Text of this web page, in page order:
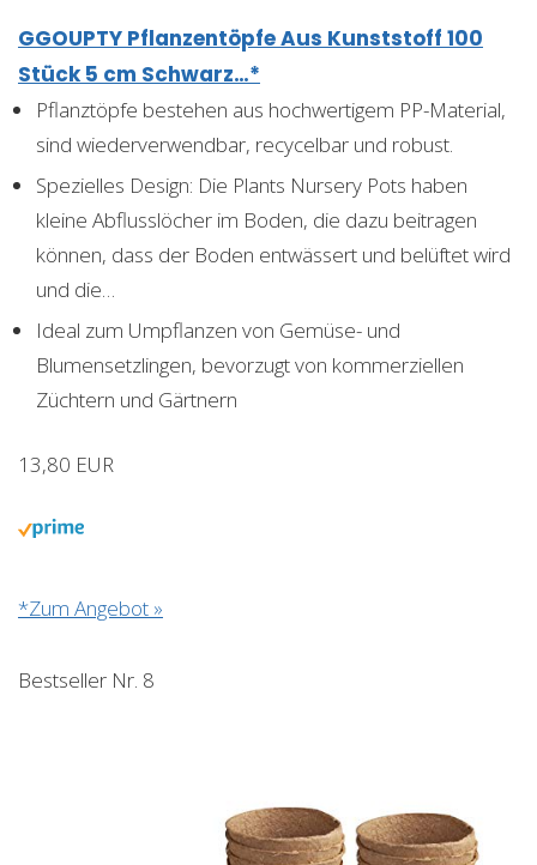
GGOUPTY Pflanzentöpfe Aus Kunststoff 100
Stück 5 cm Schwarz…*
Pflanztöpfe bestehen aus hochwertigem PP-Material,
sind wiederverwendbar, recycelbar und robust.
Spezielles Design: Die Plants Nursery Pots haben
kleine Abflusslöcher im Boden, die dazu beitragen
können, dass der Boden entwässert und belüftet wird
und die…
Ideal zum Umpflanzen von Gemüse- und
Blumensetzlingen, bevorzugt von kommerziellen
Züchtern und Gärtnern
13,80 EUR
*Zum Angebot »
Bestseller Nr. 8